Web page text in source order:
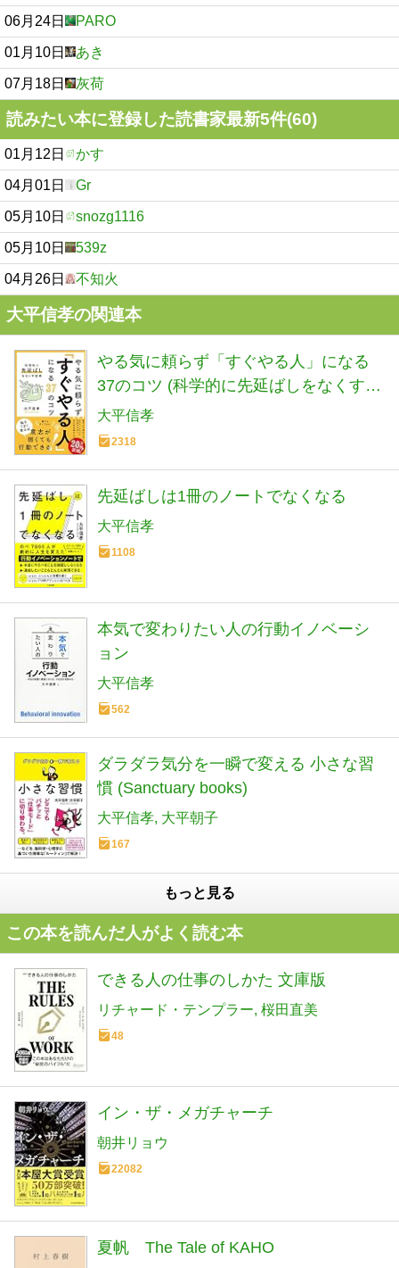
06月24日 PARO
01月10日 あき
07月18日 灰荷
読みたい本に登録した読書家最新5件(60)
01月12日 かす
04月01日 Gr
05月10日 snozg1116
05月10日 539z
04月26日 不知火
大平信孝の関連本
やる気に頼らず「すぐやる人」になる
37のコツ (科学的に先延ばしをなくす技
術)
大平信孝
2318
先延ばしは1冊のノートでなくなる
大平信孝
1108
本気で変わりたい人の行動イノベーシ
ョン
大平信孝
562
ダラダラ気分を一瞬で変える 小さな習
慣 (Sanctuary books)
大平信孝 大平朝子
167
もっと見る
この本を読んだ人がよく読む本
できる人の仕事のしかた 文庫版
リチャード・テンプラー 桜田直美
48
イン・ザ・メガチャーチ
朝井リョウ
22082
夏帆 The Tale of KAHO